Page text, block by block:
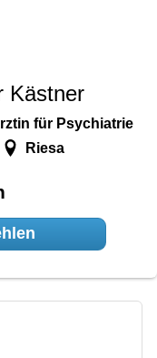
Kästner
für Psychiatrie
Riesa